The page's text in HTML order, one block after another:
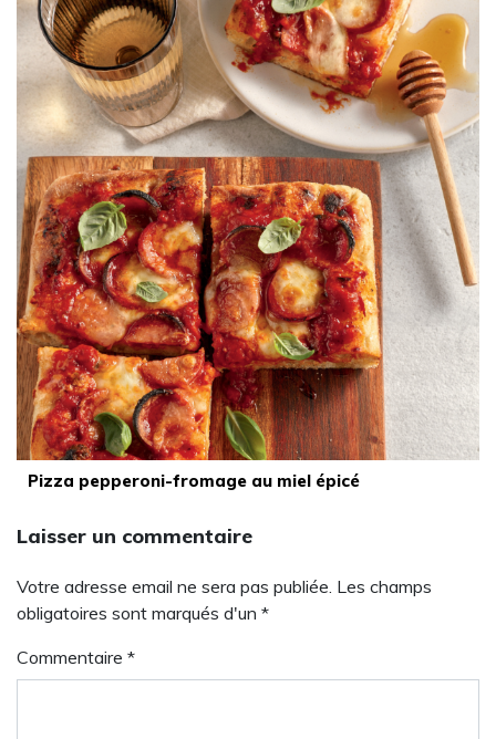
Pizza pepperoni-fromage au miel épicé
Laisser un commentaire
Votre adresse email ne sera pas publiée. Les champs
obligatoires sont marqués d'un *
Commentaire *